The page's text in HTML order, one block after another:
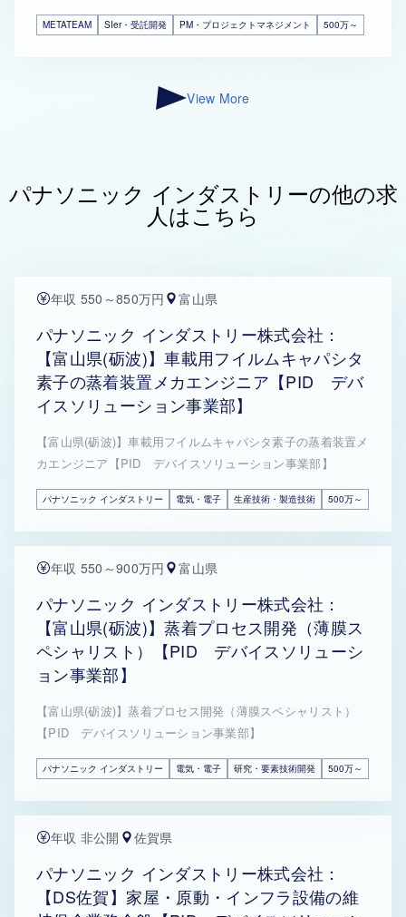
METATEAM SIer・受託開発 PM・プロジェクトマネジメント 500万～
View More
パナソニック インダストリーの他の求
人はこちら
年収 550～850万円 富山県
パナソニック インダストリー株式会社：
【富山県(砺波)】車載用フイルムキャパシタ
素子の蒸着装置メカエンジニア【PID デバ
イスソリューション事業部】
【富山県(砺波)】車載用フイルムキャパシタ素子の蒸着装置メ
カエンジニア【PID デバイスソリューション事業部】
パナソニック インダストリー 電気・電子 生産技術・製造技術 500万～
年収 550～900万円 富山県
パナソニック インダストリー株式会社：
【富山県(砺波)】蒸着プロセス開発（薄膜ス
ペシャリスト）【PID デバイスソリューシ
ョン事業部】
【富山県(砺波)】蒸着プロセス開発（薄膜スペシャリスト）
【PID デバイスソリューション事業部】
パナソニック インダストリー 電気・電子 研究・要素技術開発 500万～
年収 非公開 佐賀県
パナソニック インダストリー株式会社：
【DS佐賀】家屋・原動・インフラ設備の維